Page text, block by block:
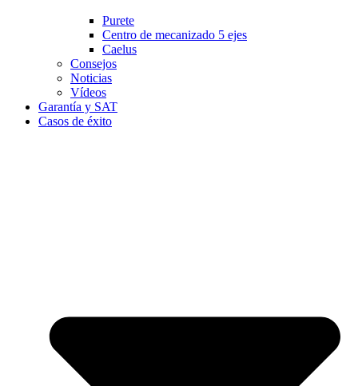
Purete
Centro de mecanizado 5 ejes
Caelus
Consejos
Noticias
Vídeos
Garantía y SAT
Casos de éxito